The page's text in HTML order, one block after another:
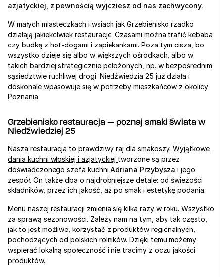
azjatyckiej, z pewnością wyjdziesz od nas zachwycony.
W małych miasteczkach i wsiach jak Grzebienisko rzadko
działają jakiekolwiek restauracje. Czasami można trafić kebaba
czy budkę z hot-dogami i zapiekankami. Poza tym cisza, bo
wszystko dzieje się albo w większych ośrodkach, albo w
takich bardziej strategicznie położonych, np. w bezpośrednim
sąsiedztwie ruchliwej drogi. Niedźwiedzia 25 już działa i
doskonale wpasowuje się w potrzeby mieszkańców z okolicy
Poznania.
Grzebienisko restauracja — poznaj smaki świata w
Niedźwiedziej 25
Nasza restauracja to prawdziwy raj dla smakoszy. Wyjątkowe
dania kuchni włoskiej i azjatyckiej tworzone są przez
doświadczonego szefa kuchni Adriana Przybysza i jego
zespół. On także dba o najdrobniejsze detale: od świeżości
składników, przez ich jakość, aż po smak i estetykę podania.
Menu naszej restauracji zmienia się kilka razy w roku. Wszystko
za sprawą sezonowości. Zależy nam na tym, aby tak często,
jak to jest możliwe, korzystać z produktów regionalnych,
pochodzących od polskich rolników. Dzięki temu możemy
wspierać lokalną społeczność i nie tracimy z oczu jakości
produktów.